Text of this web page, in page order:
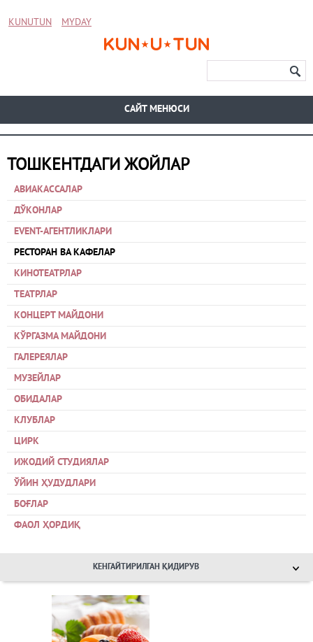
KUNUTUN MYDAY
CАЙТ МЕНЮСИ
ТОШКЕНТДАГИ ЖОЙЛАР
АВИАКАССАЛАР
ДЎКОНЛАР
EVENT-АГЕНТЛИКЛАРИ
РЕСТОРАН ВА КАФЕЛАР
КИНОТЕАТРЛАР
ТЕАТРЛАР
КОНЦЕРТ МАЙДОНИ
КЎРГАЗМА МАЙДОНИ
ГАЛЕРЕЯЛАР
МУЗЕЙЛАР
ОБИДАЛАР
КЛУБЛАР
ЦИРК
ИЖОДИЙ СТУДИЯЛАР
ЎЙИН ҲУДУДЛАРИ
БОҒЛАР
ФАОЛ ҲОРДИҚ
КЕНГАЙТИРИЛГАН ҚИДИРУВ